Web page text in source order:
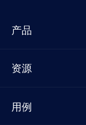
产品
资源
用例